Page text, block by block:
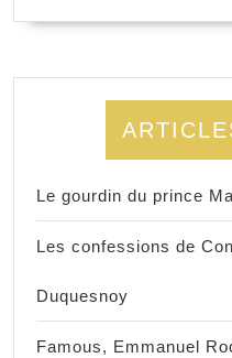
Le gourdin du prince
Les confessions de
Duquesnoy
Famous, Emmanuel